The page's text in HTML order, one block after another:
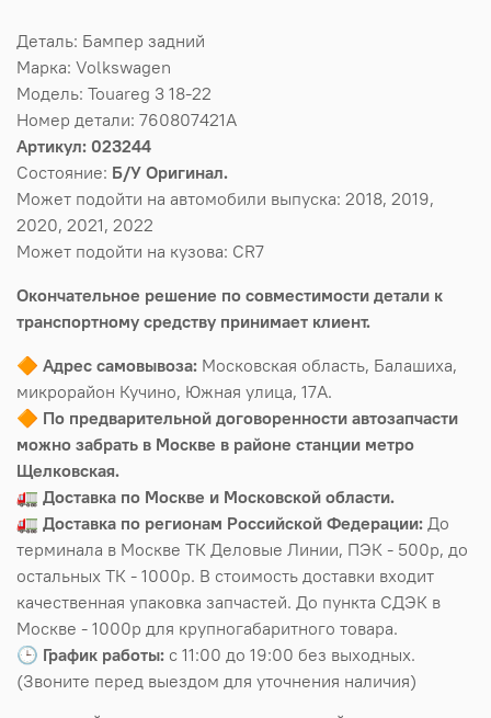
Деталь: Бампер задний
Марка: Volkswagen
Модель: Touareg 3 18-22
Номер детали: 760807421A
Артикул: 023244
Состояние: Б/У Оригинал.
Может подойти на автомобили выпуска: 2018, 2019,
2020, 2021, 2022
Может подойти на кузова: CR7
Окончательное решение по совместимости детали к
транспортному средству принимает клиент.
🔶 Адрес самовывоза: Московская область, Балашиха,
микрорайон Кучино, Южная улица, 17А.
🔶 По предварительной договоренности автозапчасти
можно забрать в Москве в районе станции метро
Щелковская.
🚛 Доставка по Москве и Московской области.
🚛 Доставка по регионам Российской Федерации: До
терминала в Москве ТК Деловые Линии, ПЭК - 500р, до
остальных ТК - 1000р. В стоимость доставки входит
качественная упаковка запчастей. До пункта СДЭК в
Москве - 1000р для крупногабаритного товара.
🕒 График работы: с 11:00 до 19:00 без выходных.
(Звоните перед выездом для уточнения наличия)